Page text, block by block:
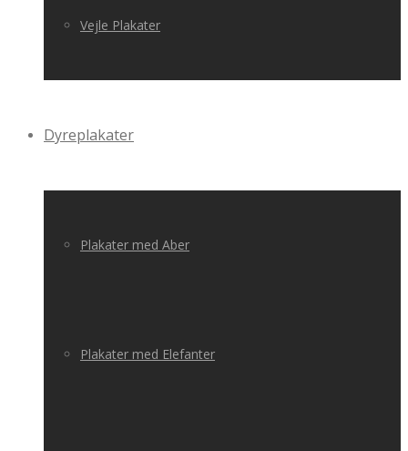
Vejle Plakater
Dyreplakater
Plakater med Aber
Plakater med Elefanter